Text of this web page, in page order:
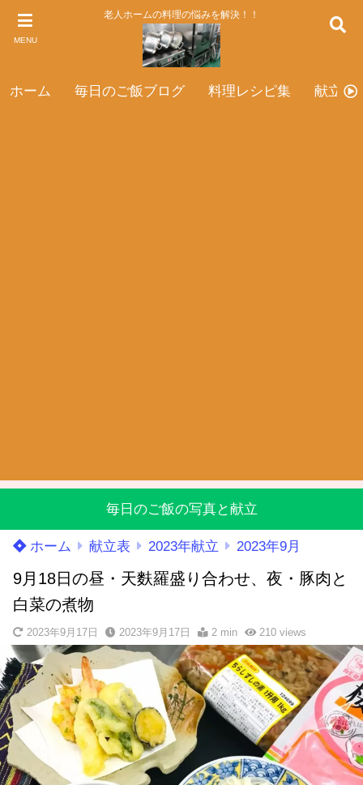
MENU
老人ホームの料理の悩みを解決！！
ホーム 毎日のご飯ブログ 料理レシピ集 献立表
毎日のご飯の写真と献立
ホーム 献立表 2023年献立 2023年9月
9月18日の昼・天麩羅盛り合わせ、夜・豚肉と
白菜の煮物
2023年9月17日 2023年9月17日 2 min 210views